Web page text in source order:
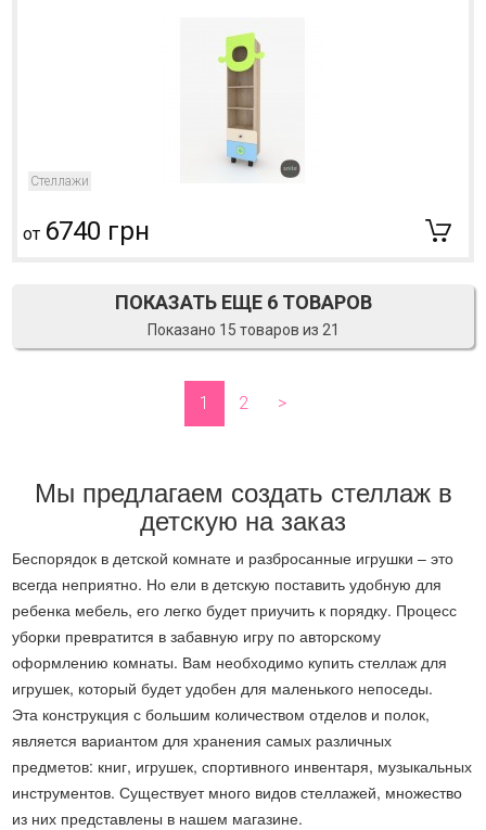
Стеллажи
от 6740 грн
ПОКАЗАТЬ ЕЩЕ 6 ТОВАРОВ
Показано 15 товаров из 21
1 2 >
Мы предлагаем создать стеллаж в
детскую на заказ
Беспорядок в детской комнате и разбросанные игрушки – это
всегда неприятно. Но ели в детскую поставить удобную для
ребенка мебель, его легко будет приучить к порядку. Процесс
уборки превратится в забавную игру по авторскому
оформлению комнаты. Вам необходимо купить стеллаж для
игрушек, который будет удобен для маленького непоседы.
Эта конструкция с большим количеством отделов и полок,
является вариантом для хранения самых различных
предметов: книг, игрушек, спортивного инвентаря, музыкальных
инструментов. Существует много видов стеллажей, множество
из них представлены в нашем магазине.